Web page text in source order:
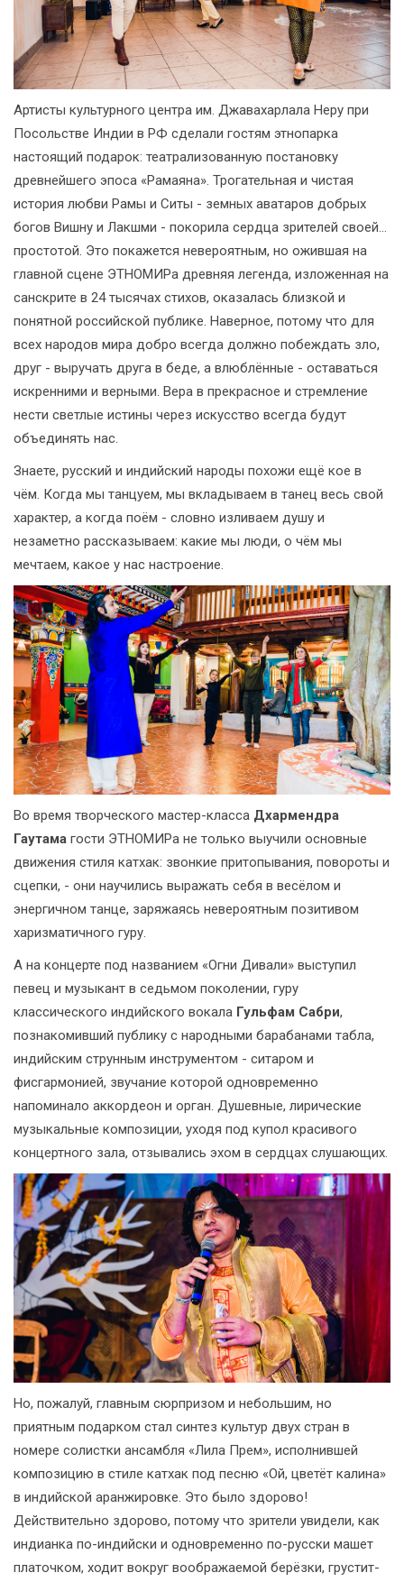
Артисты культурного центра им. Джавахарлала Неру при
Посольстве Индии в РФ сделали гостям этнопарка
настоящий подарок: театрализованную постановку
древнейшего эпоса «Рамаяна». Трогательная и чистая
история любви Рамы и Ситы - земных аватаров добрых
богов Вишну и Лакшми - покорила сердца зрителей своей…
простотой. Это покажется невероятным, но ожившая на
главной сцене ЭТНОМИРа древняя легенда, изложенная на
санскрите в 24 тысячах стихов, оказалась близкой и
понятной российской публике. Наверное, потому что для
всех народов мира добро всегда должно побеждать зло,
друг - выручать друга в беде, а влюблённые - оставаться
искренними и верными. Вера в прекрасное и стремление
нести светлые истины через искусство всегда будут
объединять нас.
Знаете, русский и индийский народы похожи ещё кое в
чём. Когда мы танцуем, мы вкладываем в танец весь свой
характер, а когда поём - словно изливаем душу и
незаметно рассказываем: какие мы люди, о чём мы
мечтаем, какое у нас настроение.
Во время творческого мастер-класса Дхармендра
Гаутама гости ЭТНОМИРа не только выучили основные
движения стиля катхак: звонкие притопывания, повороты и
сцепки, - они научились выражать себя в весёлом и
энергичном танце, заряжаясь невероятным позитивом
харизматичного гуру.
А на концерте под названием «Огни Дивали» выступил
певец и музыкант в седьмом поколении, гуру
классического индийского вокала Гульфам Сабри,
познакомивший публику с народными барабанами табла,
индийским струнным инструментом - ситаром и
фисгармонией, звучание которой одновременно
напоминало аккордеон и орган. Душевные, лирические
музыкальные композиции, уходя под купол красивого
концертного зала, отзывались эхом в сердцах слушающих.
Но, пожалуй, главным сюрпризом и небольшим, но
приятным подарком стал синтез культур двух стран в
номере солистки ансамбля «Лила Прем», исполнившей
композицию в стиле катхак под песню «Ой, цветёт калина»
в индийской аранжировке. Это было здорово!
Действительно здорово, потому что зрители увидели, как
индианка по-индийски и одновременно по-русски машет
платочком, ходит вокруг воображаемой берёзки, грустит-